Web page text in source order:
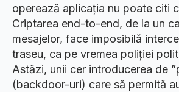
operează aplicația nu poate citi
Criptarea end-to-end, de la un
mesajelor, face imposibilă
traseu, ca pe vremea poliției
Astăzi, unii cer introducerea de
(backdoor-uri) care să permită